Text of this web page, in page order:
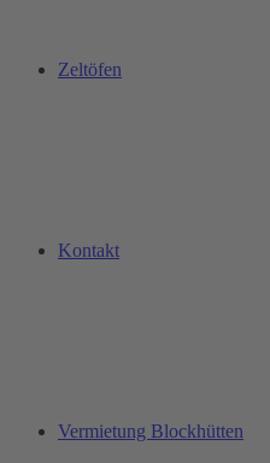
Zeltöfen
Kontakt
Vermietung Blockhütten